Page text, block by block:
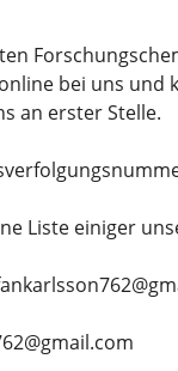
bei uns
an erster Stelle.
Liste einiger